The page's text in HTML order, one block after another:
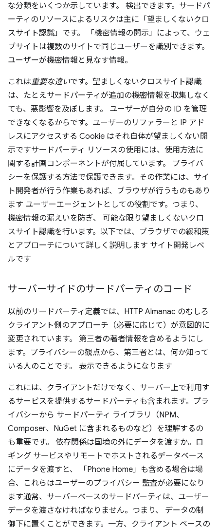
な分類をいくつか示しています。 検出できます。サードパ
ーティのリソースによるリスクは主に「望ましくないクロ
スサイト認識」です。 「機密情報の開示」によって、ウェ
ブサイトは複数のサイトで同じユーザーを識別できます。
ユーザーが機密情報と見なす情報。
これは重要な違いです。望ましくないクロスサイト認識
は、たとえサードパーティが追加の機密情報を収集しなく
ても、悪影響を及ぼします。 ユーザーが自分の ID を管理
できなくなるからです。ユーザーのリファラーと IP アド
レスにアクセスする Cookie はそれ自体が望ましくない開
示ですサードパーティ リソースの使用には、使用方法に
関する計画コンポーネントが付属しています。 プライバ
シーを保護する方法で保護できます。その作業には、サイ
ト開発者が行う作業もあれば、ブラウザが行うものもあり
ます ユーザーエージェントとしての役割です。つまり、
機密情報の漏えいを防ぎ、 可能な限り望ましくないクロ
スサイト認識を行います。以下では、ブラウザでの緩和策
とアプローチについて詳しく説明します サイト開発レベ
ルです
サーバーサイドのサードパーティのコード
以前のサードパーティ定義では、HTTP Almanac のむしろ
クライアント側のアプローチ（必要に応じて）が意図的に
変更されています。 第三者の著者情報を含めるようにし
ます。プライバシーの観点から、第三者とは、何か知って
いる人のことです。 表示できるようになります
これには、クライアントだけでなく、サーバー上で利用す
るサービスを提供するサードパーティも含まれます。プラ
イバシーから サードパーティ ライブラリ（NPM、
Composer、NuGet に含まれるものなど）を理解するの
も重要です。 依存関係は国境の外にデータを渡すか。ロ
ギング サービスやリモートでホストされるデータベース
にデータを渡すと、 「Phone Home」も含める場合は場
合、これらはユーザーのプライバシー 監査が必要になり
ます通常、サーバーベースのサードパーティは、ユーザー
データを渡さなければなりません。つまり、 データの制
御下に置くことができます。一方、クライアント ベースの